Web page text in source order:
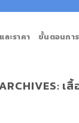
ละราคา ขั้นตอนกา
เ